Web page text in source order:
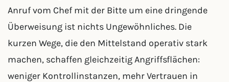
Anruf vom Chef mit der Bitte um eine dringende
Überweisung ist nichts Ungewöhnliches. Die
kurzen Wege, die den Mittelstand operativ stark
machen, schaffen gleichzeitig Angriffsflächen:
weniger Kontrollinstanzen, mehr Vertrauen in